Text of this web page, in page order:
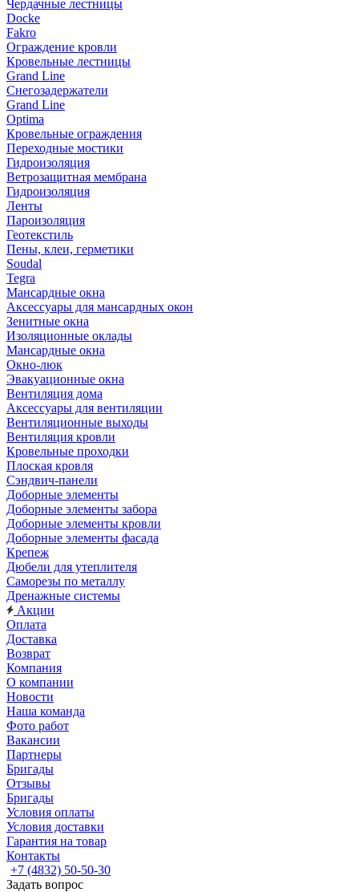
Чердачные лестницы
Docke
Fakro
Ограждение кровли
Кровельные лестницы
Grand Line
Снегозадержатели
Grand Line
Optima
Кровельные ограждения
Переходные мостики
Гидроизоляция
Ветрозащитная мембрана
Гидроизоляция
Ленты
Пароизоляция
Геотекстиль
Пены, клеи, герметики
Soudal
Tegra
Мансардные окна
Аксессуары для мансардных окон
Зенитные окна
Изоляционные оклады
Мансардные окна
Окно-люк
Эвакуационные окна
Вентиляция дома
Аксессуары для вентиляции
Вентиляционные выходы
Вентиляция кровли
Кровельные проходки
Плоская кровля
Сэндвич-панели
Доборные элементы
Доборные элементы забора
Доборные элементы кровли
Доборные элементы фасада
Крепеж
Дюбели для утеплителя
Саморезы по металлу
Дренажные системы
Акции
Оплата
Доставка
Возврат
Компания
О компании
Новости
Наша команда
Фото работ
Вакансии
Партнеры
Бригады
Отзывы
Бригады
Условия оплаты
Условия доставки
Гарантия на товар
Контакты
+7 (4832) 50-50-30
Задать вопрос